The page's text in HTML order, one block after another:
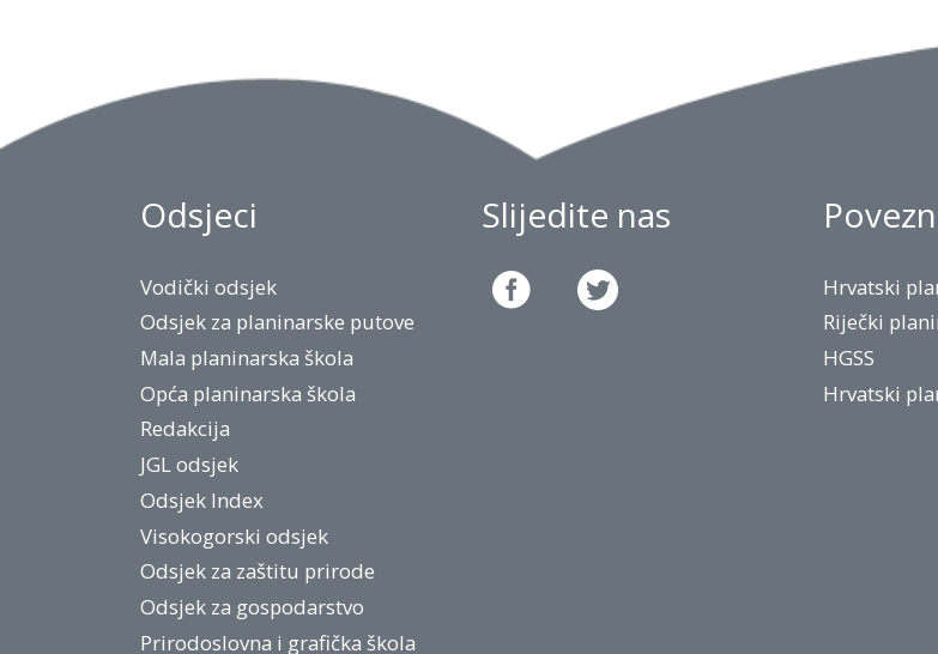
Odsjeci
Vodički odsjek
Odsjek za planinarske putove
Mala planinarska škola
Opća planinarska škola
Redakcija
JGL odsjek
Odsjek Index
Visokogorski odsjek
Odsjek za zaštitu prirode
Odsjek za gospodarstvo
Prirodoslovna i grafička škola
Slijedite nas
Hrvatski
Riječki
HGSS
Hrvatski